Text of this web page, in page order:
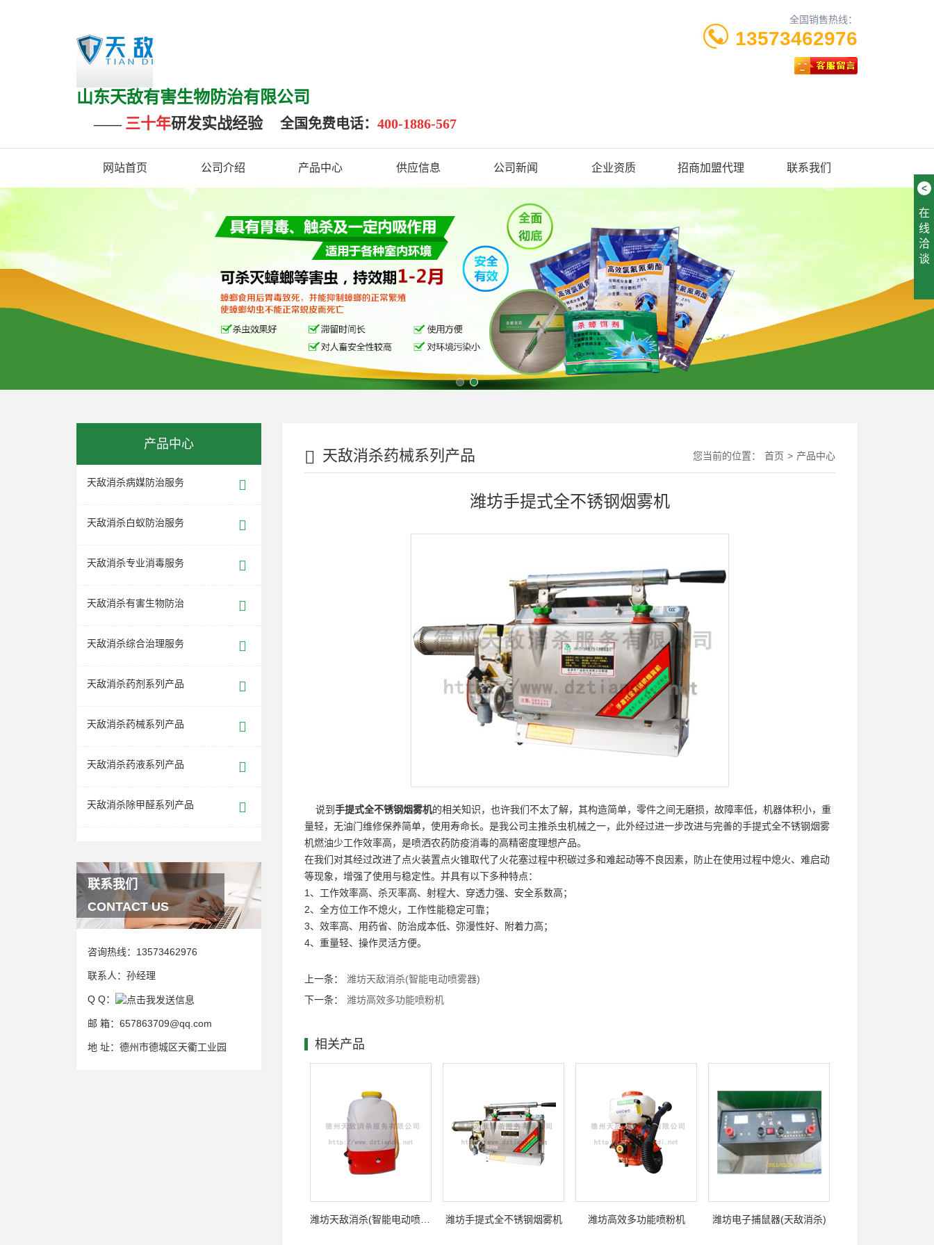
山东天敌有害生物防治有限公司
—— 三十年研发实战经验全国免费电话： 400-1886-567
全国销售热线：
13573462976
网站首页 公司介绍 产品中心 供应信息 公司新闻 企业资质 招商加盟代理 联系我们
产品中心
天敌消杀病媒防治服务
天敌消杀白蚁防治服务
天敌消杀专业消毒服务
天敌消杀有害生物防治
天敌消杀综合治理服务
天敌消杀药剂系列产品
天敌消杀药械系列产品
天敌消杀药液系列产品
天敌消杀除甲醛系列产品
联系我们
CONTACT US
咨询热线： 13573462976
联系人： 孙经理
Q Q：
邮 箱： 657863709@qq.com
地 址： 德州市德城区天衢工业园
天敌消杀药械系列产品 您当前的位置： 首页 > 产品中心
潍坊手提式全不锈钢烟雾机
说到 手提式全不锈钢烟雾机的相关知识，也许我们不太了解，其构造简单，零件之间无磨损，故障率低，机器体积小，重
量轻，无油门维修保养简单，使用寿命长。是我公司主推杀虫机械之一，此外经过进一步改进与完善的手提式全不锈钢烟雾
机燃油少工作效率高，是喷洒农药防疫消毒的高精密度理想产品。
在我们对其经过改进了点火装置点火锥取代了火花塞过程中积碳过多和难起动等不良因素，防止在使用过程中熄火、难启动
等现象，增强了使用与稳定性。并具有以下多种特点：
1、工作效率高、杀灭率高、射程大、穿透力强、安全系数高；
2、全方位工作不熄火，工作性能稳定可靠；
3、效率高、用药省、防治成本低、弥漫性好、附着力高；
4、重量轻、操作灵活方便。
上一条：
潍坊天敌消杀(智能电动喷雾器)
下一条：
潍坊高效多功能喷粉机
相关产品
潍坊天敌消杀(智能电动喷雾器) 潍坊手提式全不锈钢烟雾机 潍坊高效多功能喷粉机 潍坊电子捕鼠器(天敌消杀)
<
在
线
洽
谈